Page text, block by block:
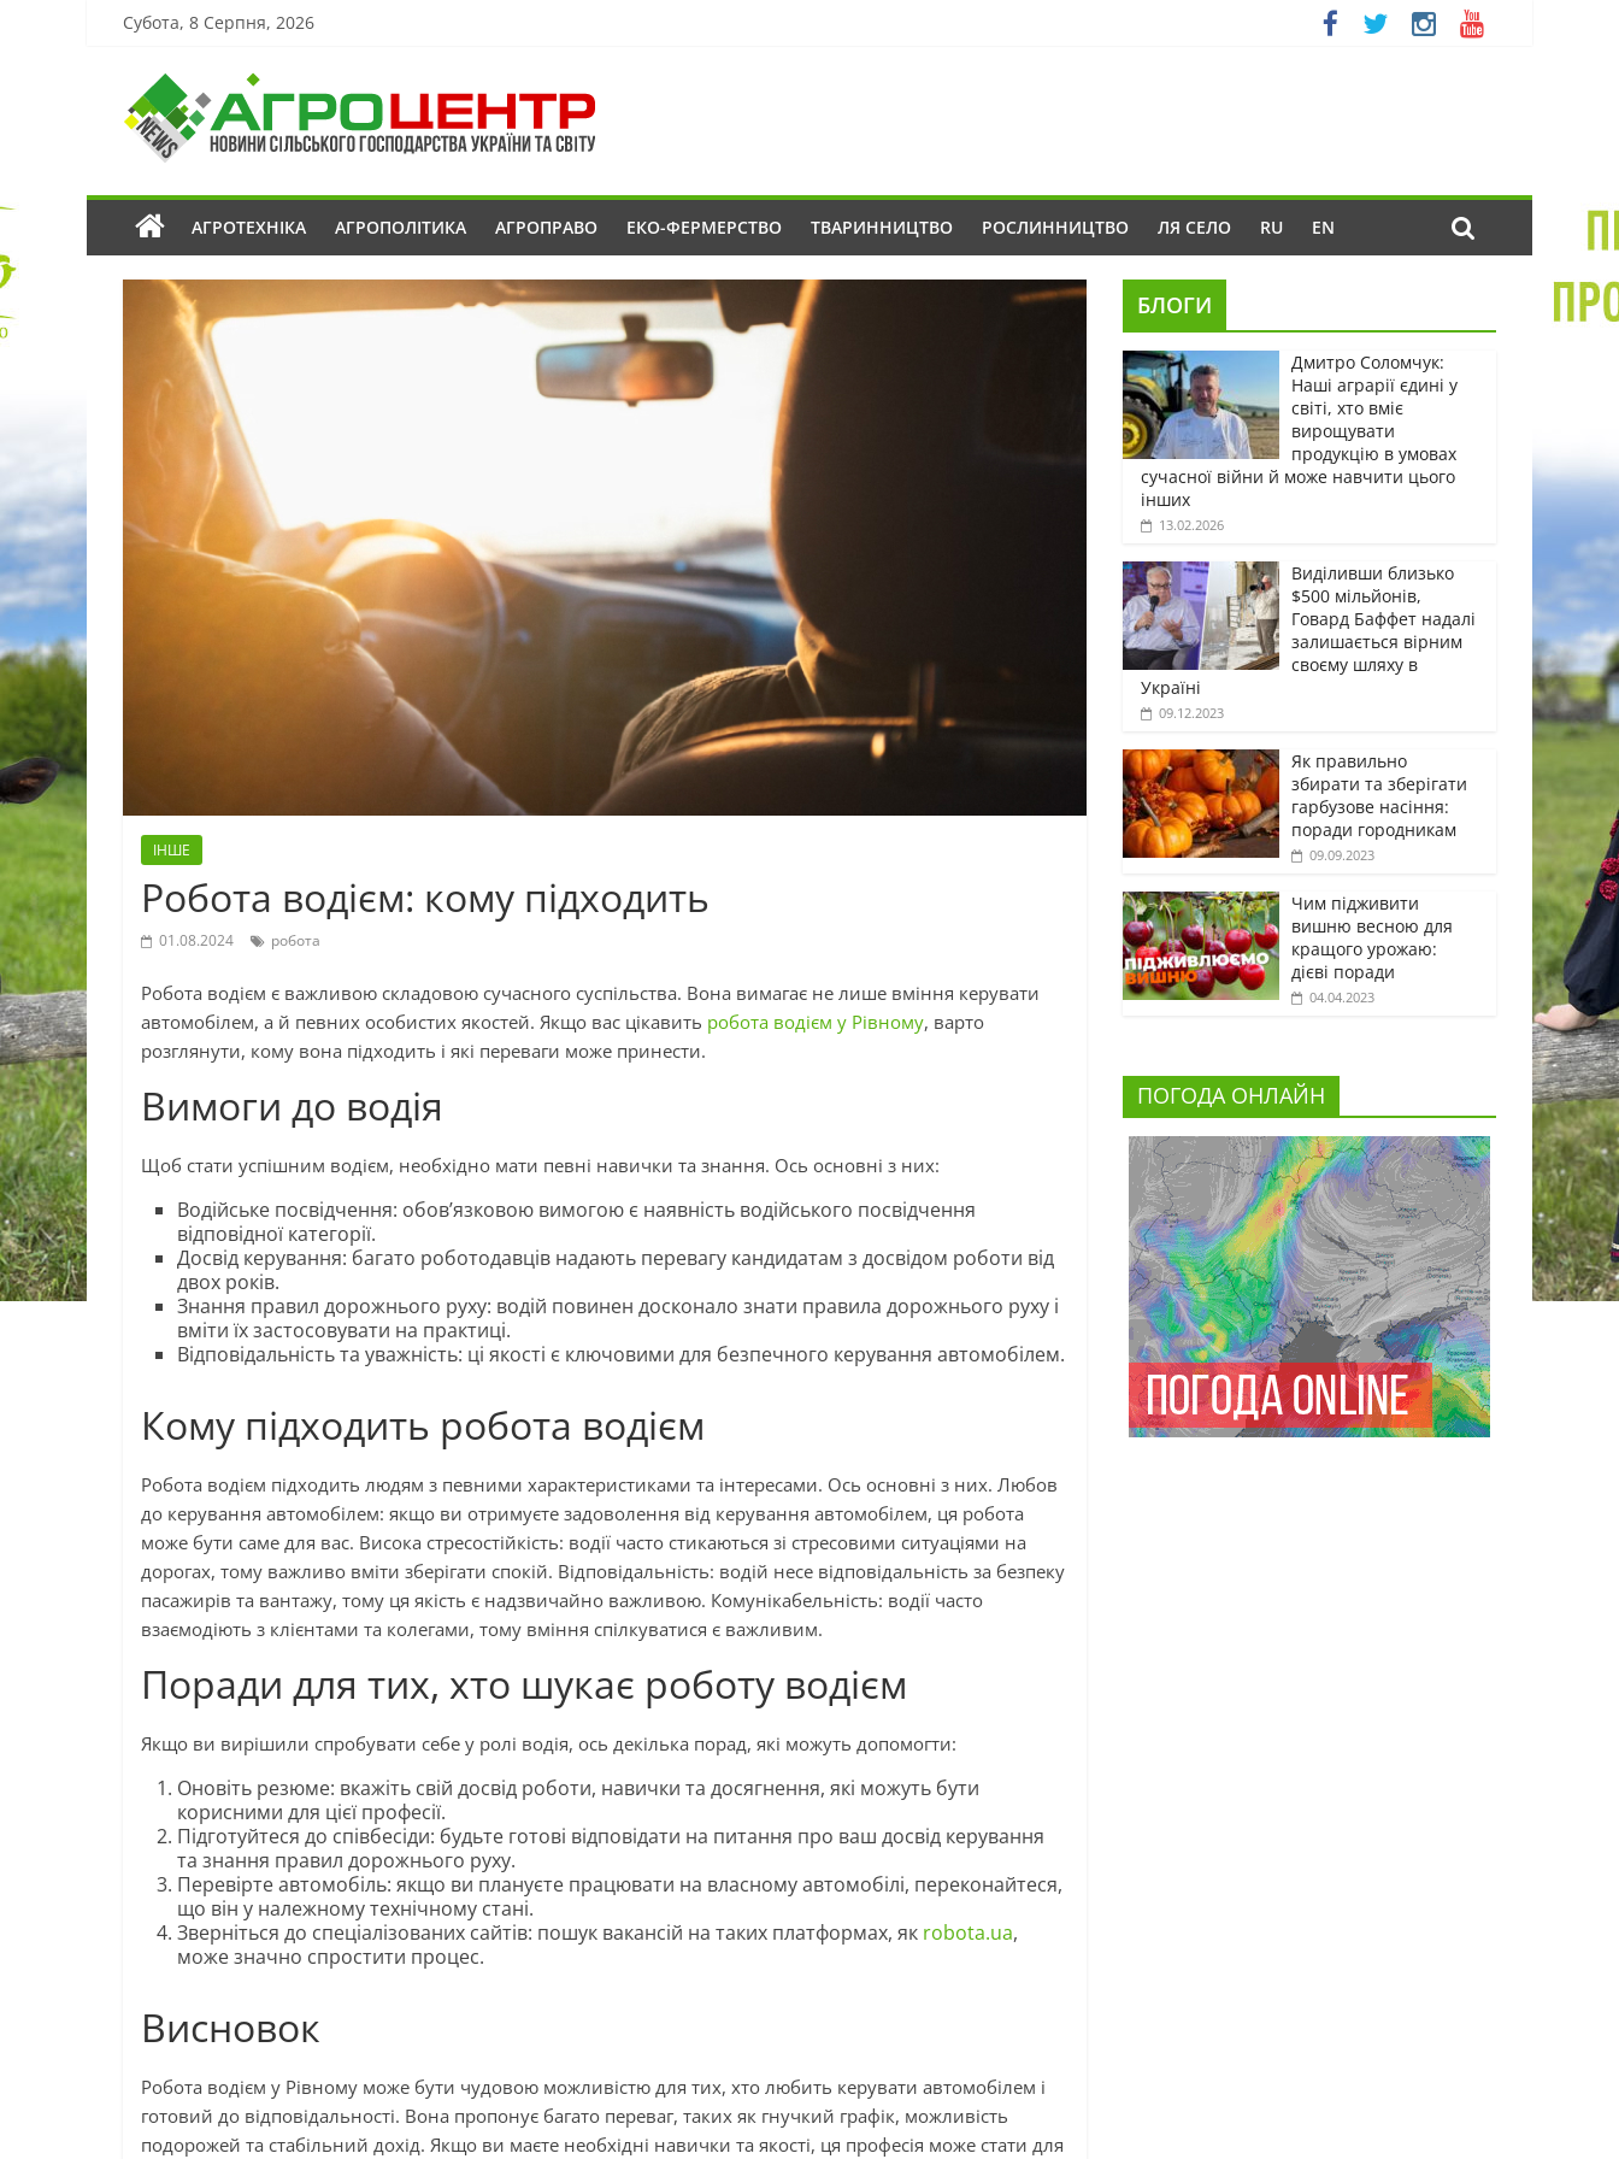
Субота, 8 Серпня, 2026
АГРОТЕХНІКА АГРОПОЛІТИКА АГРОПРАВО ЕКО-ФЕРМЕРСТВО ТВАРИННИЦТВО РОСЛИННИЦТВО ЛЯ СЕЛО RU EN
ІНШЕ
Робота водієм: кому підходить
01.08.2024 робота
Робота водієм є важливою складовою сучасного суспільства. Вона вимагає не лише вміння керувати
автомобілем, а й певних особистих якостей. Якщо вас цікавить робота водієм у Рівному, варто
розглянути, кому вона підходить і які переваги може принести.
Вимоги до водія
Щоб стати успішним водієм, необхідно мати певні навички та знання. Ось основні з них:
Водійське посвідчення: обов’язковою вимогою є наявність водійського посвідчення
відповідної категорії.
Досвід керування: багато роботодавців надають перевагу кандидатам з досвідом роботи від
двох років.
Знання правил дорожнього руху: водій повинен досконало знати правила дорожнього руху і
вміти їх застосовувати на практиці.
Відповідальність та уважність: ці якості є ключовими для безпечного керування автомобілем.
Кому підходить робота водієм
Робота водієм підходить людям з певними характеристиками та інтересами. Ось основні з них. Любов
до керування автомобілем: якщо ви отримуєте задоволення від керування автомобілем, ця робота
може бути саме для вас. Висока стресостійкість: водії часто стикаються зі стресовими ситуаціями на
дорогах, тому важливо вміти зберігати спокій. Відповідальність: водій несе відповідальність за безпеку
пасажирів та вантажу, тому ця якість є надзвичайно важливою. Комунікабельність: водії часто
взаємодіють з клієнтами та колегами, тому вміння спілкуватися є важливим.
Поради для тих, хто шукає роботу водієм
Якщо ви вирішили спробувати себе у ролі водія, ось декілька порад, які можуть допомогти:
Оновіть резюме: вкажіть свій досвід роботи, навички та досягнення, які можуть бути
корисними для цієї професії.
Підготуйтеся до співбесіди: будьте готові відповідати на питання про ваш досвід керування
та знання правил дорожнього руху.
Перевірте автомобіль: якщо ви плануєте працювати на власному автомобілі, переконайтеся,
що він у належному технічному стані.
Зверніться до спеціалізованих сайтів: пошук вакансій на таких платформах, як robota.ua,
може значно спростити процес.
Висновок
Робота водієм у Рівному може бути чудовою можливістю для тих, хто любить керувати автомобілем і
готовий до відповідальності. Вона пропонує багато переваг, таких як гнучкий графік, можливість
подорожей та стабільний дохід. Якщо ви маєте необхідні навички та якості, ця професія може стати для
БЛОГИ
Дмитро Соломчук:
Наші аграрії єдині у
світі, хто вміє
вирощувати
продукцію в умовах
сучасної війни й може навчити цього
інших
13.02.2026
Виділивши близько
$500 мільйонів,
Говард Баффет надалі
залишається вірним
своєму шляху в
Україні
09.12.2023
Як правильно
збирати та зберігати
гарбузове насіння:
поради городникам
09.09.2023
Чим підживити
вишню весною для
кращого урожаю:
дієві поради
04.04.2023
ПОГОДА ОНЛАЙН